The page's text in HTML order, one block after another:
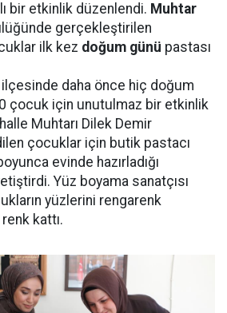
bir etkinlik düzenlendi. Muhtar
gerçekleştirilen
ilk kez doğum günü pastası
ilçesinde daha önce hiç doğum
çocuk için unutulmaz bir etkinlik
Muhtarı Dilek Demir
çocuklar için butik pastacı
evinde hazırladığı
Yüz boyama sanatçısı
yüzlerini rengarenk
kattı.